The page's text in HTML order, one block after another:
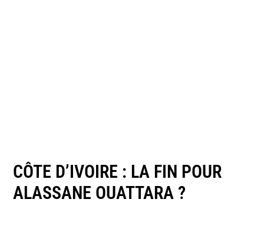
CÔTE D’IVOIRE : LA FIN POUR
ALASSANE OUATTARA ?